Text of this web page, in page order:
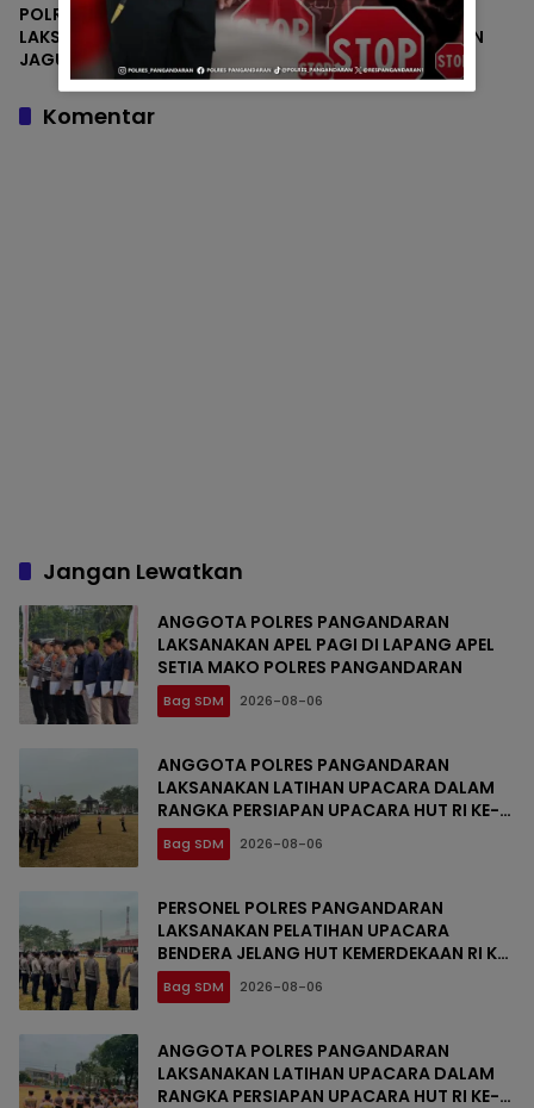
POLRES PANGANDARAN
LAKSANAKAN PANEN
JAGUNG BERSAMA
MASYARAKAT
POLRES PANGANDARAN
LAKSANAKAN PERSIAPAN
PENANAMAN JAGUNG
BERSAMA MASYARAKAT
Komentar
Jangan Lewatkan
ANGGOTA POLRES PANGANDARAN
LAKSANAKAN APEL PAGI DI LAPANG APEL
SETIA MAKO POLRES PANGANDARAN
Bag SDM 2026-08-06
ANGGOTA POLRES PANGANDARAN
LAKSANAKAN LATIHAN UPACARA DALAM
RANGKA PERSIAPAN UPACARA HUT RI KE-
81Bag SDM 2026-08-06
PERSONEL POLRES PANGANDARAN
LAKSANAKAN PELATIHAN UPACARA
BENDERA JELANG HUT KEMERDEKAAN RI KE-
81Bag SDM 2026-08-06
ANGGOTA POLRES PANGANDARAN
LAKSANAKAN LATIHAN UPACARA DALAM
RANGKA PERSIAPAN UPACARA HUT RI KE-